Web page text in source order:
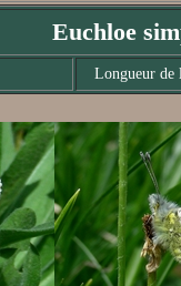
Euchloe
Longueur de